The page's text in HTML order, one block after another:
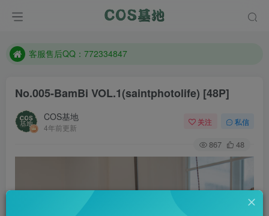
防失联：百度搜索《一七天佳》，实时查看最新站点。
遇到任何问题加客服QQ：772334847
No.005-BamBi VOL.1(saintphotolife) [48P]
COS基地
4年前更新
关注 私信
867 48